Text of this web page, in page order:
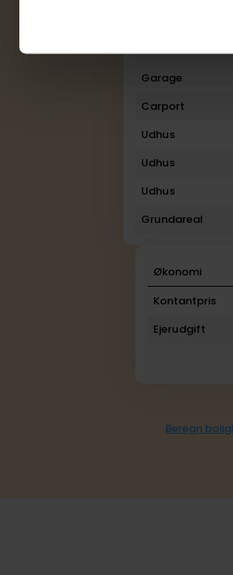
Udestue
Garage
Carport
Udhus
Udhus
Udhus
Grundareal
Økonomi
Kontantpris
Ejerudgift
Beregn